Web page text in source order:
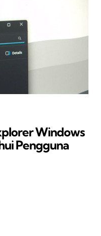
Windows
Pengguna